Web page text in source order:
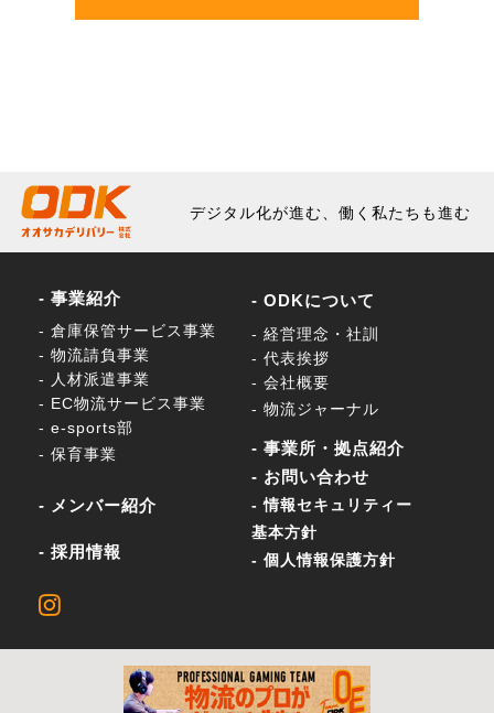
デジタル化が進む、働く私たちも進む
- 事業紹介
- 倉庫保管サービス事業
- 物流請負事業
- 人材派遣事業
- EC物流サービス事業
- e-sports部
- 保育事業
- メンバー紹介
- 採用情報
- ODKについて
- 経営理念・社訓
- 代表挨拶
- 会社概要
- 物流ジャーナル
- 事業所・拠点紹介
- お問い合わせ
- 情報セキュリティー
基本方針
- 個人情報保護方針